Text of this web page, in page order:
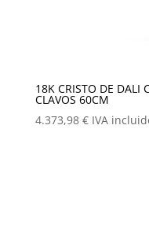
18K CRISTO DE DALI
CLAVOS 60CM
4.373,98 € IVA